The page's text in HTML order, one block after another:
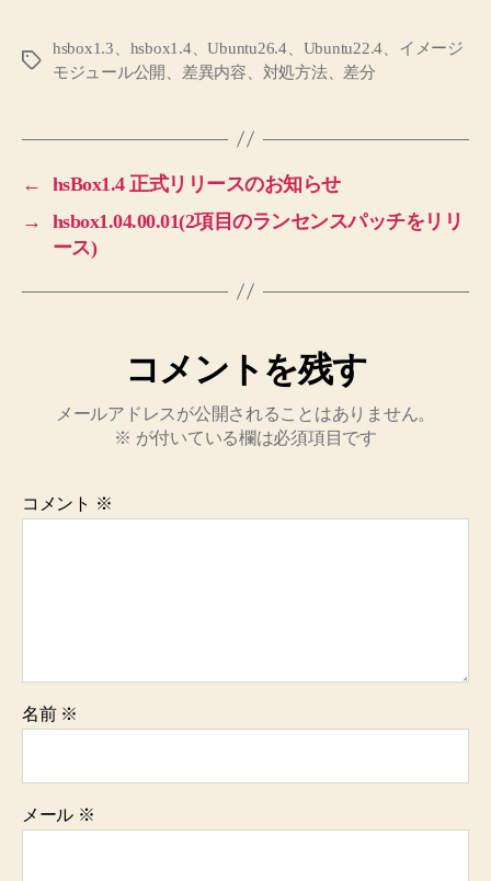
タ
hsbox1.3、hsbox1.4、Ubuntu26.4、Ubuntu22.4、イメージ
モジュール公開、差異内容、対処方法、差分
←
hsBox1.4 正式リリースのお知らせ
→
hsbox1.04.00.01(2項目のランセンスパッチをリリ
ース)
コメントを残す
メールアドレスが公開されることはありません。
※ が付いている欄は必須項目です
コメント ※
名前 ※
メール ※